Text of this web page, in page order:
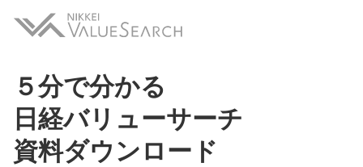
５分で分かる
日経バリューサーチ
資料ダウンロード